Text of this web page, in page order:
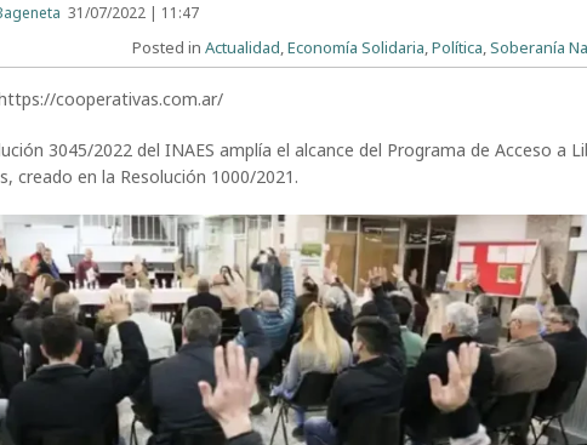
31/07/2022 | 11:47
Posted inActualidad,Economía Solidaria,Política,Soberanía
cooperativas.com.ar/
3045/2022 del INAES amplía el alcance del Programa de Acceso a
creado en la Resolución 1000/2021.